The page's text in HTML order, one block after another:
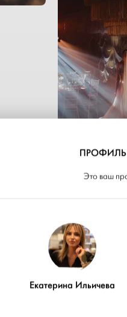
ПРОФИЛЬ
Это ваш
Екатерина Ильичева